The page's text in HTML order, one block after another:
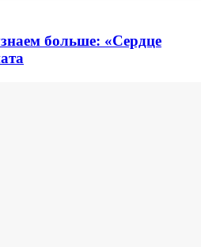
больше: «Сердце